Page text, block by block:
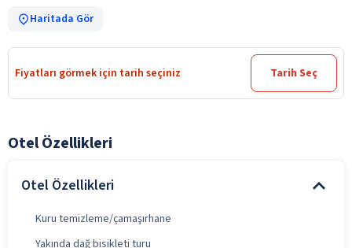
Haritada Gör
Fiyatları görmek için tarih seçiniz Tarih Seç
Otel Özellikleri
Otel Özellikleri
Kuru temizleme/çamaşırhane
Yakında dağ bisikleti turu